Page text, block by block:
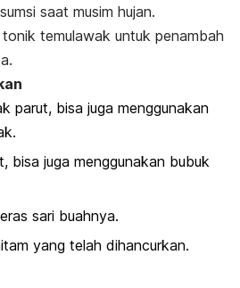
saat musim hujan.
temulawak untuk penambah
parut, bisa juga menggunakan
bisa juga menggunakan bubuk
sari buahnya.
yang telah dihancurkan.